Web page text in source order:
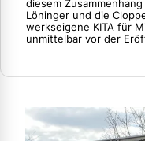
diesem
Löninger und die
werkseigene KITA für
unmittelbar vor der